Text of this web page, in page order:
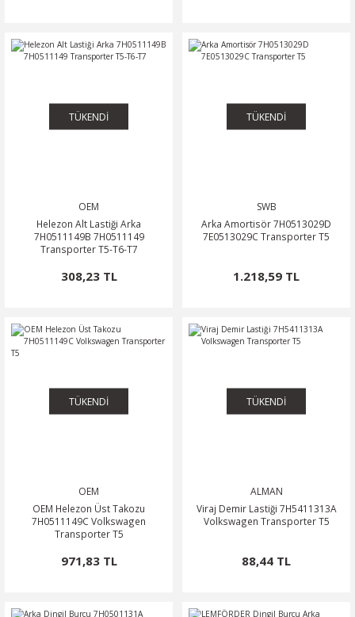
TÜKENDİ
OEM
Helezon Alt Lastiği Arka
7H0511149B 7H0511149
Transporter T5-T6-T7
308,23 TL
TÜKENDİ
SWB
Arka Amortisör 7H0513029D
7E0513029C Transporter T5
1.218,59 TL
TÜKENDİ
OEM
OEM Helezon Üst Takozu
7H0511149C Volkswagen
Transporter T5
971,83 TL
TÜKENDİ
ALMAN
Viraj Demir Lastiği 7H5411313A
Volkswagen Transporter T5
88,44 TL